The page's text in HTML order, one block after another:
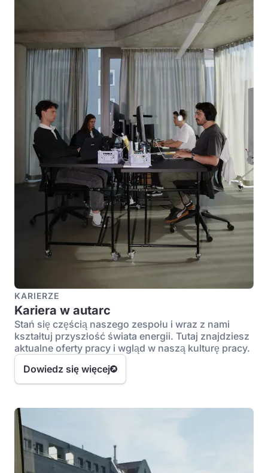
KARIERZE
Kariera w autarc
Stań się częścią naszego zespołu i wraz z nami
kształtuj przyszłość świata energii. Tutaj znajdziesz
aktualne oferty pracy i wgląd w naszą kulturę pracy.
Dowiedz się więcej